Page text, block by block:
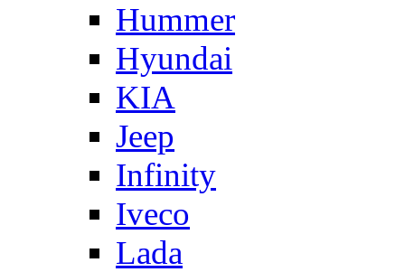
Hummer
Hyundai
KIA
Jeep
Infinity
Iveco
Lada